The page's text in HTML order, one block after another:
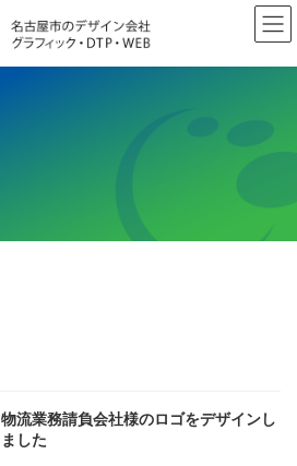
物流業務請負会社様のロゴをデザインし
ました